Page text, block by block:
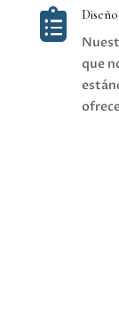

que